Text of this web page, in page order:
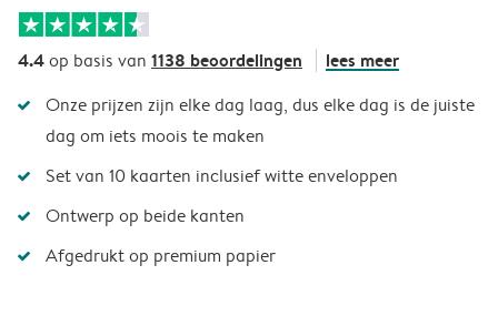
4.4op basis van 1138 beoordelingen lees meer
Onze prijzen zijn elke dag laag, dus elke dag is de juiste
dag om iets moois te maken
Set van 10 kaarten inclusief witte enveloppen
Ontwerp op beide kanten
Afgedrukt op premium papier